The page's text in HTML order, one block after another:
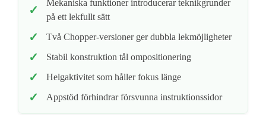
Mekaniska funktioner introducerar teknikgrunder
på ett lekfullt sätt
Två Chopper-versioner ger dubbla lekmöjligheter
Stabil konstruktion tål ompositionering
Helgaktivitet som håller fokus länge
Appstöd förhindrar försvunna instruktionssidor